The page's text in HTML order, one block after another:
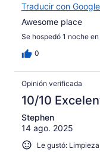
Traducir con Google
Awesome place
Se hospedó 1 noche
0
Opinión verificada
10/10
Stephen
14 ago. 2025
Le gustó: